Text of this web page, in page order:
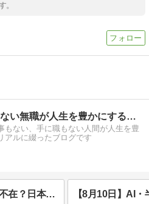
。
何も持っていない無職が人生を豊かにするまで
もない、手に職もない人間が人生を豊
アルに綴ったブログです
【8月7日】AIは上昇も主役不在？日本株4テーマの値動きから探る次の資金の行き先